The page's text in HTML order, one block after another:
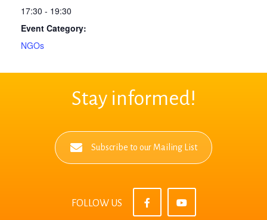
17:30 - 19:30
Event Category:
NGOs
Stay informed!
Subscribe to our Mailing List
FOLLOW US